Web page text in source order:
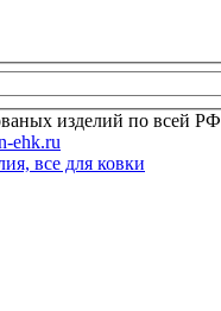
изделий по всей РФ
ehk.ru